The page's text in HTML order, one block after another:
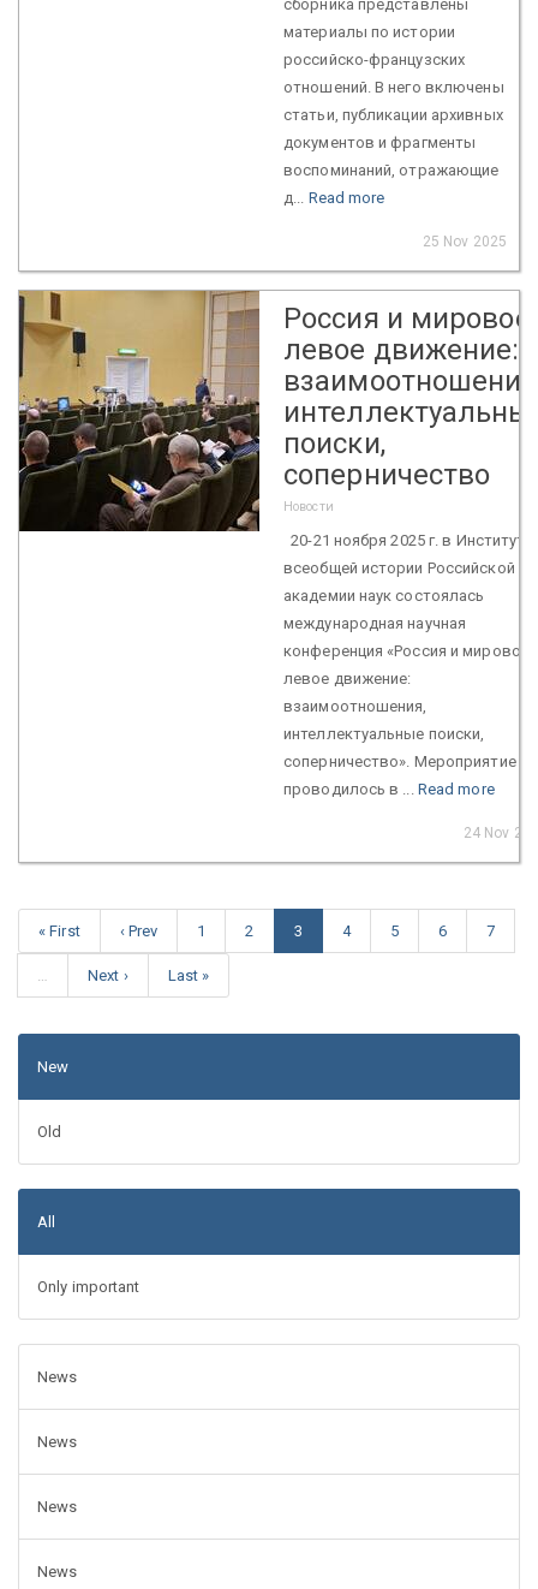
сборника представлены
материалы по истории
российско-французских
отношений. В него включены
статьи, публикации архивных
документов и фрагменты
воспоминаний, отражающие
д... Read more
25 Nov 2025
Россия и мировое
левое движение:
поиски,
соперничество
Новости
20-21 ноября 2025 г. в Институте
всеобщей истории Российской
академии наук состоялась
международная научная
конференция «Россия и мировое
левое движение:
взаимоотношения,
интеллектуальные поиски,
соперничество». Мероприятие
проводилось в ... Read more
24 Nov
« First ‹ Prev 1 2 3 4 5 6 7
Next › Last »
New
Old
All
Only important
News
News
News
News